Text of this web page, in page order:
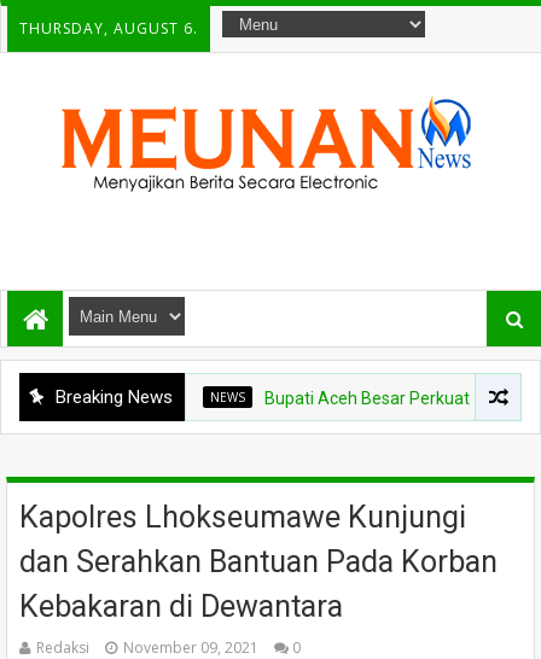
THURSDAY, AUGUST 6.
Breaking News
NEWS Bupati Aceh Besar Perkuat Sinergi dengan
Kapolres Lhokseumawe Kunjungi
dan Serahkan Bantuan Pada Korban
Kebakaran di Dewantara
Redaksi November 09, 2021 0